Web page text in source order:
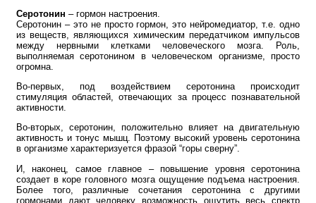
Серотонин – гормон настроения.
Серотонин – это не просто гормон, это нейромедиатор, т.е. одно
из веществ, являющихся химическим передатчиком импульсов
между нервными клетками человеческого мозга. Роль,
выполняемая серотонином в человеческом организме, просто
огромна.
Во-первых, под воздействием серотонина происходит
стимуляция областей, отвечающих за процесс познавательной
активности.
Во-вторых, серотонин, положительно влияет на двигательную
активность и тонус мышц. Поэтому высокий уровень серотонина
в организме характеризуется фразой “горы сверну”.
И, наконец, самое главное – повышение уровня серотонина
создает в коре головного мозга ощущение подъема настроения.
Более того, различные сочетания серотонина с другими
гормонами дают человеку возможность ощутить весь спектр